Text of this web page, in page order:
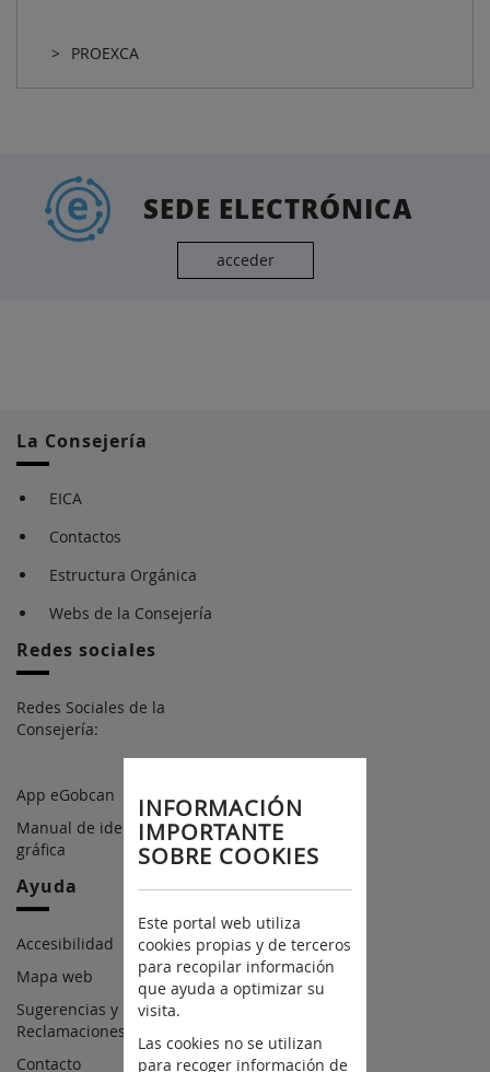
PROEXCA
SEDE ELECTRÓNICA
acceder
La Consejería
EICA
Contactos
Estructura Orgánica
Webs de la Consejería
Redes sociales
Redes Sociales de la
Consejería:
App eGobcan
Manual de identidad
gráfica
Ayuda
Accesibilidad
Mapa web
Sugerencias y
Reclamaciones
Contacto
INFORMACIÓN
IMPORTANTE
SOBRE COOKIES
Este portal web utiliza
cookies propias y de terceros
para recopilar información
que ayuda a optimizar su
visita.
Las cookies no se utilizan
para recoger información de